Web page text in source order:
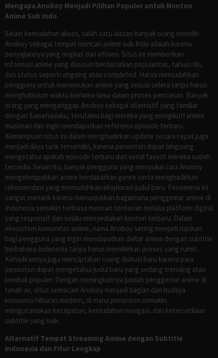
Mengapa Anoboy Menjadi Pilihan Populer untuk Nonton
Anime Sub Indo
Selain kemudahan akses, salah satu alasan banyak orang memilih
Anoboy sebagai tempat mencari anime sub Indo adalah karena
penyajiannya yang ringkas dan efisien. Situs ini memberikan
informasi anime yang disusun berdasarkan popularitas, tahun rilis,
dan status seperti ongoing atau completed. Hal ini memudahkan
pengguna untuk menemukan anime yang sesuai selera tanpa harus
menghabiskan waktu berlama-lama dalam proses pencarian. Banyak
orang yang menganggap Anoboy sebagai alternatif yang familiar
dengan Samehadaku, terutama bagi mereka yang mengikuti anime
musiman dan ingin mendapatkan referensi episode terbaru.
Kemampuan situs ini dalam menghadirkan update secara cepat juga
menjadi daya tarik tersendiri, karena penonton dapat langsung
mengetahui apakah episode terbaru dari serial favorit mereka sudah
tersedia. Selain itu, banyak pengguna yang menyukai cara Anoboy
mengelompokkan anime berdasarkan genre serta menghadirkan
rekomendasi yang memudahkan eksplorasi judul baru. Fenomena ini
sangat menarik karena menunjukkan bagaimana penggemar anime di
Indonesia semakin terbiasa mencari tontonan melalui platform digital
yang responsif dan selalu menyediakan konten terbaru. Dalam
ekosistem komunitas anime, nama Anoboy sering menjadi rujukan
bagi pengguna yang ingin mendapatkan daftar anime dengan subtitle
berbahasa Indonesia tanpa harus memikirkan proses yang rumit.
Kehadirannya juga menciptakan ruang diskusi baru karena para
penonton dapat mengetahui judul baru yang sedang trending atau
kembali populer. Dengan meningkatnya jumlah penggemar anime di
tanah air, situs semacam Anoboy menjadi bagian dari budaya
konsumsi hiburan modern, di mana penonton semakin
mengutamakan kecepatan, kemudahan navigasi, dan ketersediaan
subtitle yang baik.
Alternatif Tempat Streaming Anime dengan Subtitle
Indonesia dan Fitur Lengkap